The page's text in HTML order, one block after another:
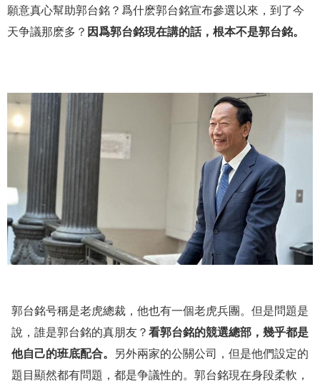
願意真心幫助郭台銘？爲什麽郭台銘宣布參選以來，到了今
天争議那麽多？ 因爲郭台銘現在講的話，根本不是郭台銘。
郭台銘号稱是老虎總裁，他也有一個老虎兵團。但是問題是
說，誰是郭台銘的真朋友？ 看郭台銘的競選總部，幾乎都是
他自己的班底配合。
另外兩家的公關公司，但是他們設定的
題目顯然都有問題，都是争議性的。郭台銘現在身段柔軟，